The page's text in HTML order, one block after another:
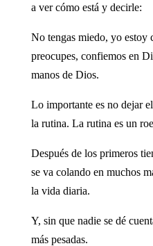
a ver cómo está y decirle:
No tengas miedo, yo estoy
preocupes, confiemos en
manos de Dios.
Lo importante es no dejar
la rutina. La rutina es un
Después de los primeros
se va colando en muchos
la vida diaria.
Y, sin que nadie se dé
más pesadas.